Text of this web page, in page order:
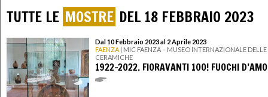
TUTTE LE MOSTRE DEL 18 FEBBRAIO 2023
Dal 10 Febbraio 2023 al 2 Aprile 2023
FAENZA | MIC FAENZA – MUSEO INTERNAZIONALE DELLE
CERAMICHE
1922-2022. FIORAVANTI 100! FUOCHI